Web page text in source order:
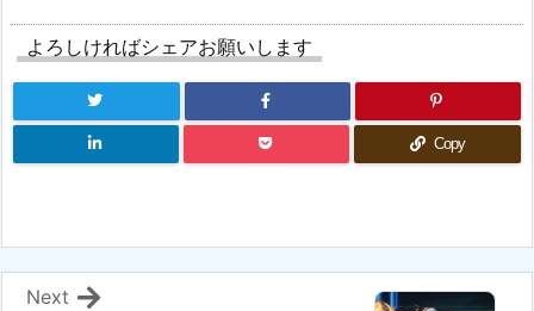
よろしければシェアお願いします
Copy
Next